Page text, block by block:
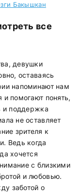
Бакышкан
все
девушки
оставаясь
напоминают нам
и помогают понять,
и поддержка
не оставляет
зрителя к
Ведь когда
хочется
с близкими
и любовью.
заботой о